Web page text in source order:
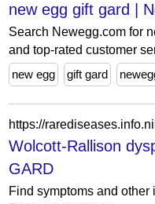
new egg gift gard |
Search Newegg.com for
and top-rated customer
new egg
gift gard
Wolcott-Rallison
GARD
Find symptoms and